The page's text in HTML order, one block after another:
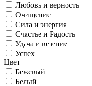
Любовь и верность
Очищение
Сила и энергия
Счастье и Радость
Удача и везение
Успех
Цвет
Бежевый
Белый